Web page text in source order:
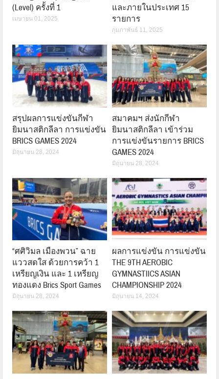
(Level) ครั้งที่ 1
เมษายน 01, 2025
และภายในประเทศ 15
รายการ
กุมภาพันธ์ 11, 2025
สรุปผลการแข่งขันกีฬา
ยิมนาสติกลีลา การแข่งขัน
BRICS GAMES 2024
มิถุนายน 28, 2024
สมาคมฯ ส่งนักกีฬา
ยิมนาสติกลีลา เข้าร่วม
การแข่งขันรายการ BRICS
GAMES 2024
มิถุนายน 28, 2024
“ศศิวิมล เมืองพวน” ฉาย
แววสดใส ด้วยการคว้า 1
เหรียญเงิน และ 1 เหรียญ
ทองแดง Brics Sport Games
มิถุนายน 28, 2024
ผลการแข่งขัน การแข่งขัน
THE 9TH AEROBIC
GYMNASTIICS ASIAN
CHAMPIONSHIP 2024
มิถุนายน 14, 2024